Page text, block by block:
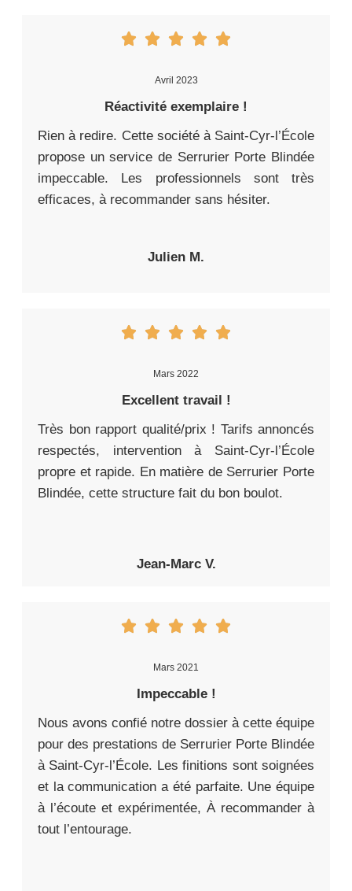
Avril 2023
Réactivité exemplaire !
Rien à redire. Cette société à Saint-Cyr-l’École
propose un service de Serrurier Porte Blindée
impeccable. Les professionnels sont très
efficaces, à recommander sans hésiter.
Julien M.
Mars 2022
Excellent travail !
Très bon rapport qualité/prix ! Tarifs annoncés
respectés, intervention à Saint-Cyr-l’École
propre et rapide. En matière de Serrurier Porte
Blindée, cette structure fait du bon boulot.
Jean-Marc V.
Mars 2021
Impeccable !
Nous avons confié notre dossier à cette équipe
pour des prestations de Serrurier Porte Blindée
à Saint-Cyr-l’École. Les finitions sont soignées
et la communication a été parfaite. Une équipe
à l’écoute et expérimentée, À recommander à
tout l’entourage.